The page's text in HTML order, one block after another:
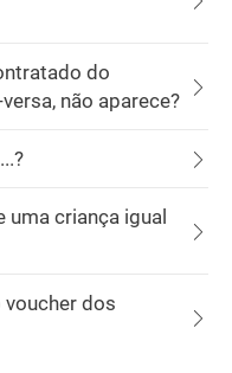
do
não aparece?
uma criança igual
voucher dos